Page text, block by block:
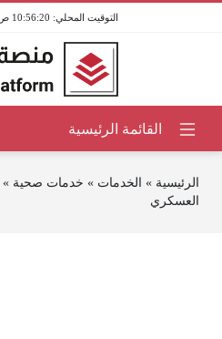
10:56:20 ص / 8 أغسطس 2026
الرئيسية » الخدمات » خدمات صحية »
العسكري